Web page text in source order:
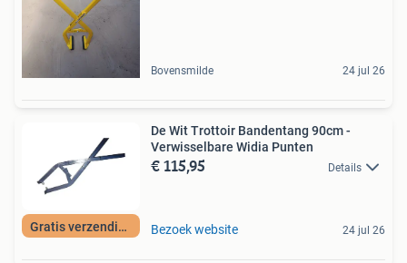
Bovensmilde 24 jul 26
Gratis verzending
De Wit Trottoir Bandentang 90cm -
Verwisselbare Widia Punten
€ 115,95 Details
Bezoek website 24 jul 26